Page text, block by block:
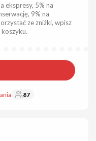
ekspresy, 5% na
9% na
ze zniżki, wpisz
87